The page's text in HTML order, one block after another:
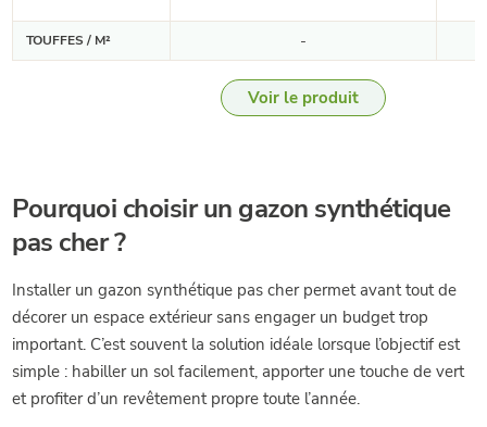
TOUFFES / M² -
Voir le produit
Pourquoi choisir un gazon synthétique
pas cher ?
Installer un gazon synthétique pas cher permet avant tout de
décorer un espace extérieur sans engager un budget trop
important. C’est souvent la solution idéale lorsque l’objectif est
simple : habiller un sol facilement, apporter une touche de vert
et profiter d’un revêtement propre toute l’année.